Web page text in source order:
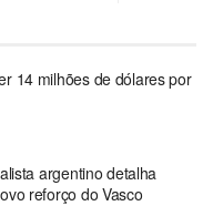
14 milhões de dólares por
argentino detalha
reforço do Vasco